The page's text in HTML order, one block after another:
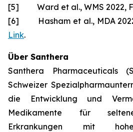
[5] Ward et al., WMS 2022,
[6] Hasham et al., MDA 2022
Link.
Über Santhera
Santhera Pharmaceuticals
Schweizer
die Entwicklung und
Medikamente für
Erkrankungen mit